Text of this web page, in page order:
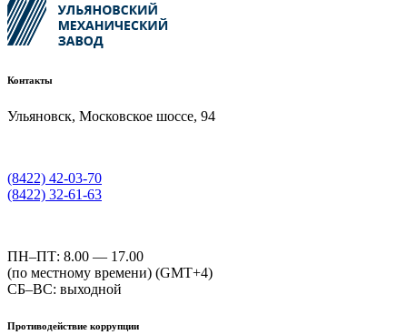
Контакты
Ульяновск, Московское шоссе, 94
(8422) 42-03-70
(8422) 32-61-63
ПН–ПТ: 8.00 — 17.00
(по местному времени) (GMT+4)
СБ–ВС: выходной
Противодействие коррупции